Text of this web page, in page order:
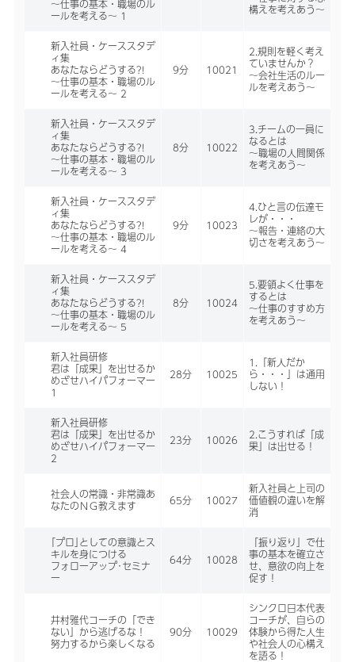
～仕事の基本・職場のル
ールを考える～ 1
構えを考えあう～
新入社員・ケーススタデ
ィ集
あなたならどうする?!
～仕事の基本・職場のル
ールを考える～ 2
9分 10021
2.規則を軽く考え
ていませんか？
～会社生活のルー
ルを考えあう～
新入社員・ケーススタデ
ィ集
あなたならどうする?!
～仕事の基本・職場のル
ールを考える～ 3
8分 10022
3.チームの一員に
なるとは
～職場の人間関係
を考えあう～
新入社員・ケーススタデ
ィ集
あなたならどうする?!
～仕事の基本・職場のル
ールを考える～ 4
9分 10023
4.ひと言の伝達モ
レが・・・
～報告・連絡の大
切さを考えあう～
新入社員・ケーススタデ
ィ集
あなたならどうする?!
～仕事の基本・職場のル
ールを考える～ 5
8分 10024
5.要領よく仕事を
するとは
～仕事のすすめ方
を考えあう～
新入社員研修
君は「成果」を出せるか
めざせハイパフォーマー
1
28分 10025
1.「新人だか
ら・・・」は通用
しない！
新入社員研修
君は「成果」を出せるか
めざせハイパフォーマー
2
23分 10026
2.こうすれば「成
果」は出せる！
社会人の常識・非常識あ
なたのＮＧ教えます
65分 10027
新入社員と上司の
価値観の違いを解
消
｢プロ｣としての意識とス
キルを身につける
フォローアップ･セミナ
ー
64分 10028
「振り返り」で仕
事の基本を確立さ
せ、意欲の向上を
促す！
井村雅代コーチの「でき
ない」から逃げるな！
努力するから楽しくなる
90分 10029
シンクロ日本代表
コーチが、自らの
体験から得た人生
や社会人の心構え
を語る！